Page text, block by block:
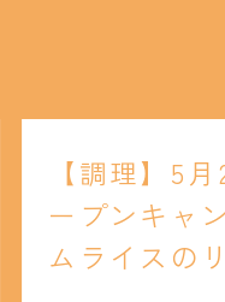
【調理】5
ープンキャ
ムライスの